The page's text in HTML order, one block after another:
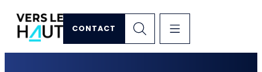
CONTACT